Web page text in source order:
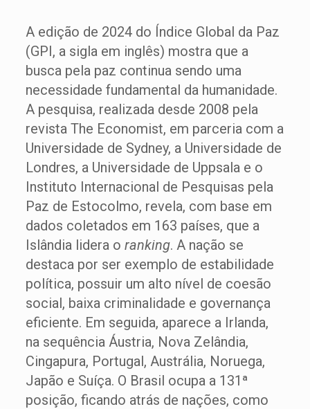
A edição de 2024 do Índice Global da Paz
(GPI, a sigla em inglês) mostra que a
busca pela paz continua sendo uma
necessidade fundamental da humanidade.
A pesquisa, realizada desde 2008 pela
revista The Economist, em parceria com a
Universidade de Sydney, a Universidade de
Londres, a Universidade de Uppsala e o
Instituto Internacional de Pesquisas pela
Paz de Estocolmo, revela, com base em
dados coletados em 163 países, que a
Islândia lidera o ranking. A nação se
destaca por ser exemplo de estabilidade
política, possuir um alto nível de coesão
social, baixa criminalidade e governança
eficiente. Em seguida, aparece a Irlanda,
na sequência Áustria, Nova Zelândia,
Cingapura, Portugal, Austrália, Noruega,
Japão e Suíça. O Brasil ocupa a 131ª
posição, ficando atrás de nações, como